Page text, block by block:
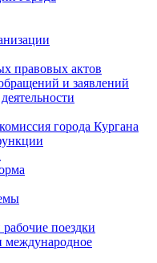
правовых актов
и заявлений
города Кургана
поездки
международное